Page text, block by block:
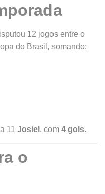
12 jogos entre o
do Brasil, somando:
11 Josiel , com 4 gols.
o